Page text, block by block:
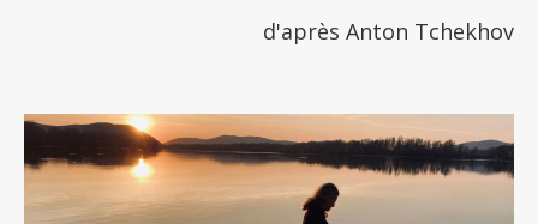
d'après Anton Tchekhov